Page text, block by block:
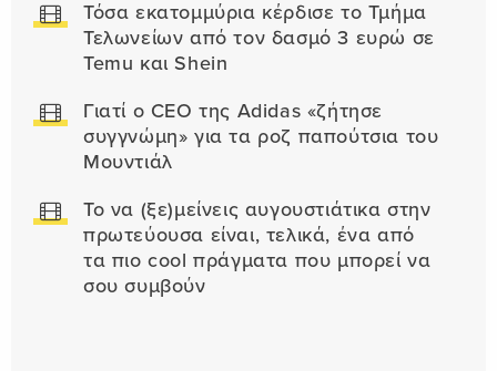
Τόσα εκατομμύρια κέρδισε το Τμήμα
Τελωνείων από τον δασμό 3 ευρώ σε
Temu και Shein
Γιατί ο CEO της Adidas «ζήτησε
συγγνώμη» για τα ροζ παπούτσια του
Μουντιάλ
Το να (ξε)μείνεις αυγουστιάτικα στην
πρωτεύουσα είναι, τελικά, ένα από
τα πιο cool πράγματα που μπορεί να
σου συμβούν